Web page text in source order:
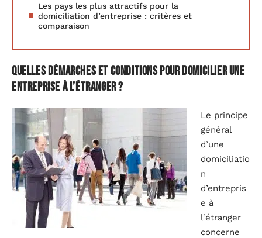
Les pays les plus attractifs pour la
domiciliation d’entreprise : critères et
comparaison
Quelles démarches et conditions pour domicilier une
entreprise à l’étranger ?
Le principe
général
d’une
domiciliatio
n
d’entrepris
e à
l’étranger
concerne